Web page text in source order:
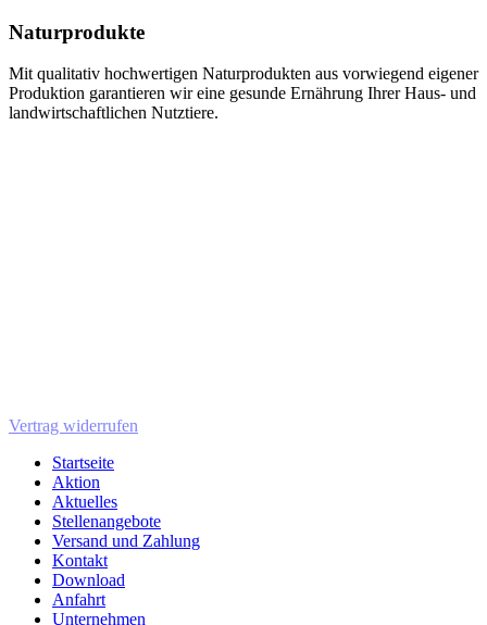
Naturprodukte
Mit qualitativ hochwertigen Naturprodukten aus vorwiegend eigener
Produktion garantieren wir eine gesunde Ernährung Ihrer Haus- und
landwirtschaftlichen Nutztiere.
Vertrag widerrufen
Startseite
Aktion
Aktuelles
Stellenangebote
Versand und Zahlung
Kontakt
Download
Anfahrt
Unternehmen